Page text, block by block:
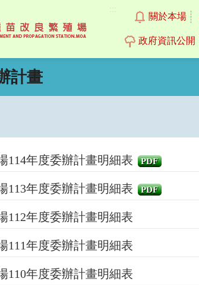
:::
關於本場
政府資訊公開
計畫
114年度委辦計畫明細表 PDF
113年度委辦計畫明細表 PDF
112年度委辦計畫明細表
111年度委辦計畫明細表
110年度委辦計畫明細表